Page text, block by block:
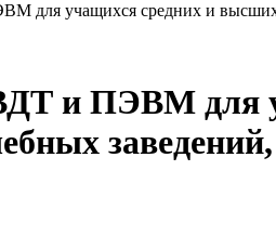
для учащихся средних и
ВДТ и ПЭВМ для